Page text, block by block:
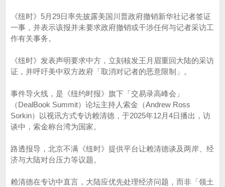
《纽时》5月29日率先披露美国川普政府撤销新华社记者签证
一事，并表示该报并未要求政府撤销或干涉任何与记者采访工
作有关事务。
《纽时》发表声明要求中方，立刻核发王月眉重回大陆的采访
证，并呼吁美中双方政府「取消对记者的恶意限制」。
事件导火线，是《纽约时报》旗下「交易录高峰会」
（DealBook Summit）论坛主持人索金（Andrew Ross
Sorkin）以视讯方式专访赖清德，于2025年12月4日播出，访
谈中，索金称台湾为国家。
路透报导，北京不满《纽时》提供平台让赖清德谈及两岸、经
济与大陆对台压力等议题。
赖清德在专访中直言，大陆应优先处理经济问题，而非「领土